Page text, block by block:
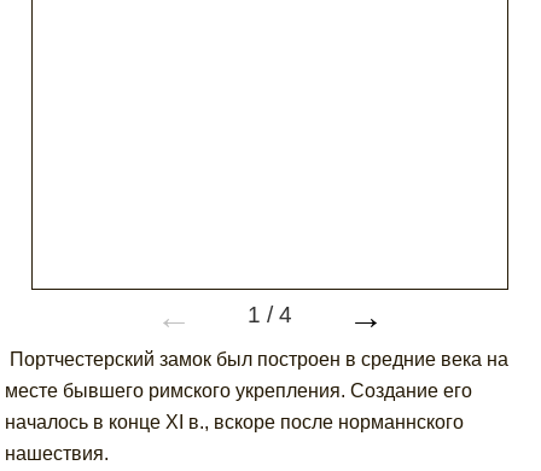
← 1 /4 →
Портчестерский замок был построен в средние века на
месте бывшего римского укрепления. Создание его
началось в конце XI в., вскоре после норманнского
нашествия.